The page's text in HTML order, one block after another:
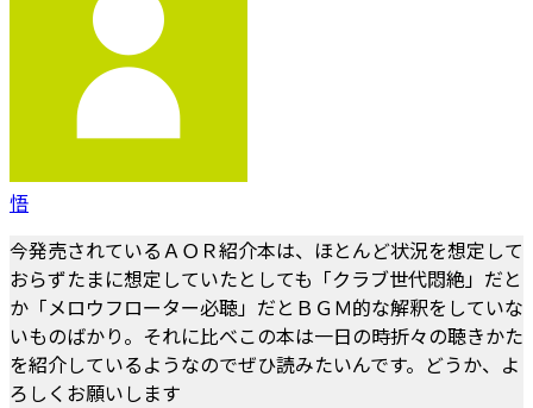
悟
今発売されているＡＯＲ紹介本は、ほとんど状況を想定して
おらずたまに想定していたとしても「クラブ世代悶絶」だと
か「メロウフローター必聴」だとＢＧＭ的な解釈をしていな
いものばかり。それに比べこの本は一日の時折々の聴きかた
を紹介しているようなのでぜひ読みたいんです。どうか、よ
ろしくお願いします